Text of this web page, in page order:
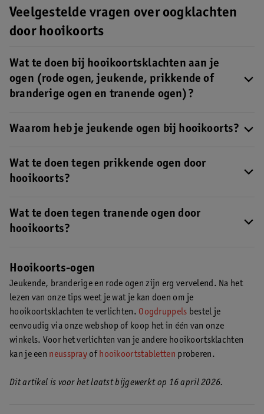
Veelgestelde vragen over oogklachten
door hooikoorts
Wat te doen bij hooikoortsklachten aan je
ogen (rode ogen, jeukende, prikkende of
branderige ogen en tranende ogen)?
jeoogdruppels gebruiken.Lees hier meer over wat je kan doen
Waarom heb je jeukende ogen bij hooikoorts?
gaat je lichaam afweerstoffen aanmaken, zoals histamine.
Hierdoor kunnen je ogen kunnen gaan jeuken (
Wat te doen tegen prikkende ogen door
hooikoorts?
gebruiken.Lees hier meer over wat je kan doen bij oogklachten
door hooikoorts
Wat te doen tegen tranende ogen door
hooikoorts?
gebruiken.
Lees hier meer over wat je kan doen bij oogklachten
door hooikoorts.
Hooikoorts-ogen
Jeukende, branderige en rode ogen zijn erg vervelend. Na het
lezen van onze tips weet je wat je kan doen om je
hooikoortsklachten te verlichten. Oogdruppels bestel je
eenvoudig via onze webshop of koop het in één van onze
winkels. Voor het verlichten van je andere hooikoortsklachten
kan je een neusspray of hooikoortstabletten proberen.
Dit artikel is voor het laatst bijgewerkt op 16 april 2026.